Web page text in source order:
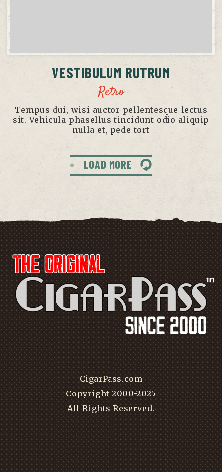
VESTIBULUM RUTRUM
Retro
Tempus dui, wisi auctor pellentesque lectus
sit. Vehicula phasellus tincidunt odio aliquip
nulla et, pede tort
LOAD MORE
CigarPass.com
Copyright 2000-2025
All Rights Reserved.